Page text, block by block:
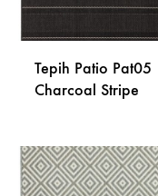
Tepih Patio Pat05
Charcoal Stripe